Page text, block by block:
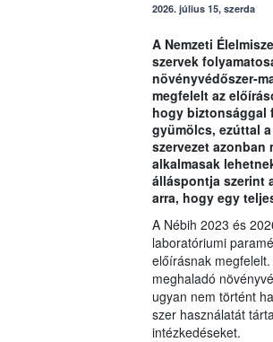
2026. július 15, szerda
A Nemzeti
szervek
növényvédőszer-
megfelelt az
hogy biztonsággal
gyümölcs, ezúttal
szervezet azonban
alkalmasak
álláspontja szerint
arra, hogy egy
A Nébih 2023 és
laboratóriumi
előírásnak
meghaladó
ugyan nem történt
szer használatát
intézkedéseket.